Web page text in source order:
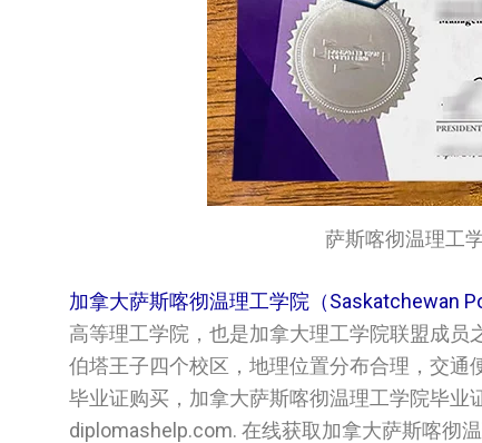
萨斯喀彻温理工
加拿大萨斯喀彻温理工学院（Saskatchewan
高等理工学院，也是加拿大理工学院联盟成
伯塔王子四个校区，地理位置分布合理，交通
毕业证购买，加拿大萨斯喀彻温理工学院‌毕业
diplomashelp.com. 在线获取加拿大萨斯喀彻